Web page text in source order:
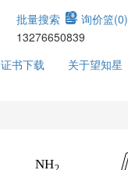
批量搜索
询价篮(0)
13276650839
证书下载 关于望知星